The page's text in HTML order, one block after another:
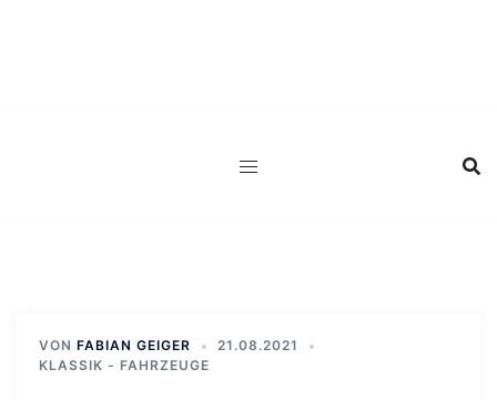
VON FABIAN GEIGER
21.08.2021
KLASSIK - FAHRZEUGE